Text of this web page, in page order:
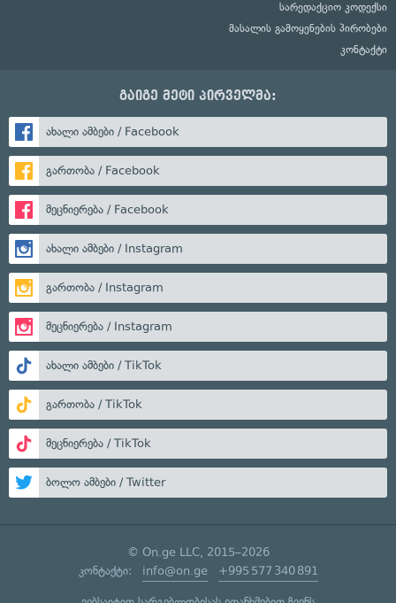
სარედაქციო კოდექსი
მასალის გამოყენების პირობები
კონტაქტი
გაიგე მეტი პირველმა:
ახალი ამბები / Facebook
გართობა / Facebook
მეცნიერება / Facebook
ახალი ამბები / Instagram
გართობა / Instagram
მეცნიერება / Instagram
ახალი ამბები / TikTok
გართობა / TikTok
მეცნიერება / TikTok
ბოლო ამბები / Twitter
© On.ge LLC, 2015–2026
კონტაქტი: info@on.ge +995 577 340 891